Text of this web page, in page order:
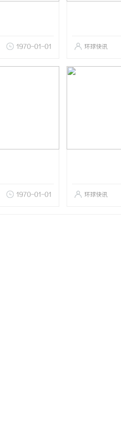
1970-01-01 环球快讯
1970-01-01 环球快讯